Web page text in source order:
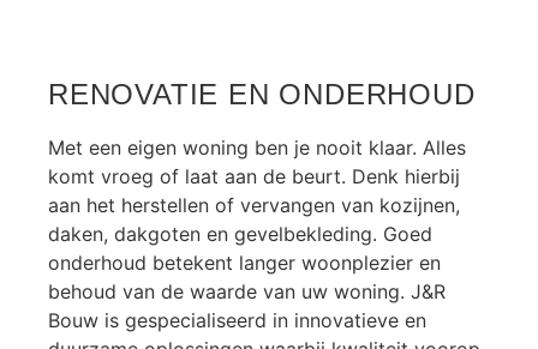
RENOVATIE EN ONDERHOUD
Met een eigen woning ben je nooit klaar. Alles
komt vroeg of laat aan de beurt. Denk hierbij
aan het herstellen of vervangen van kozijnen,
daken, dakgoten en gevelbekleding. Goed
onderhoud betekent langer woonplezier en
behoud van de waarde van uw woning. J&R
Bouw is gespecialiseerd in innovatieve en